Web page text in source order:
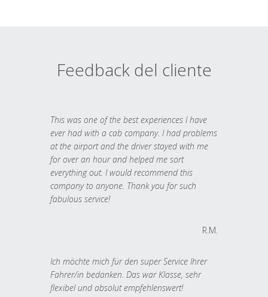
Feedback del cliente
This was one of the best experiences I have
ever had with a cab company. I had problems
at the airport and the driver stayed with me
for over an hour and helped me sort
everything out. I would recommend this
company to anyone. Thank you for such
fabulous service!
R.M.
Ich möchte mich für den super Service Ihrer
Fahrer/in bedanken. Das war Klasse, sehr
flexibel und absolut empfehlenswert!